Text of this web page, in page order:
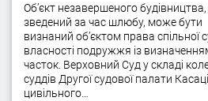
Об’єкт незавершеного будівництва,
зведений за час шлюбу, може бути
визнаний об’єктом права спільної
власності подружжя із
часток. Верховний Суд у складі
суддів Другої судової палати
цивільного…